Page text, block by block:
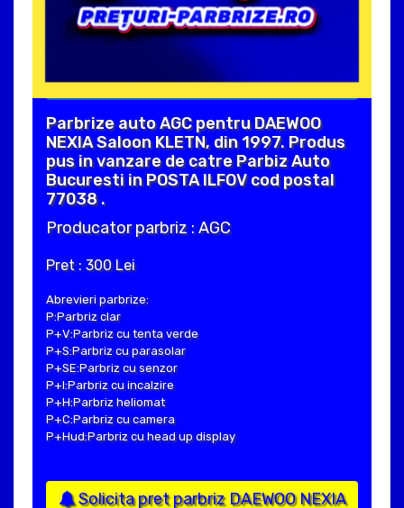
Parbrize auto AGC pentru DAEWOO
NEXIA Saloon KLETN, din 1997. Produs
pus in vanzare de catre Parbiz Auto
Bucuresti in POSTA ILFOV cod postal
77038 .
Producator parbriz : AGC
Pret : 300 Lei
Abrevieri parbrize:
P:Parbriz clar
P+V:Parbriz cu tenta verde
P+S:Parbriz cu parasolar
P+SE:Parbriz cu senzor
P+I:Parbriz cu incalzire
P+H:Parbriz heliomat
P+C:Parbriz cu camera
P+Hud:Parbriz cu head up display
Solicita pret parbriz DAEWOO NEXIA